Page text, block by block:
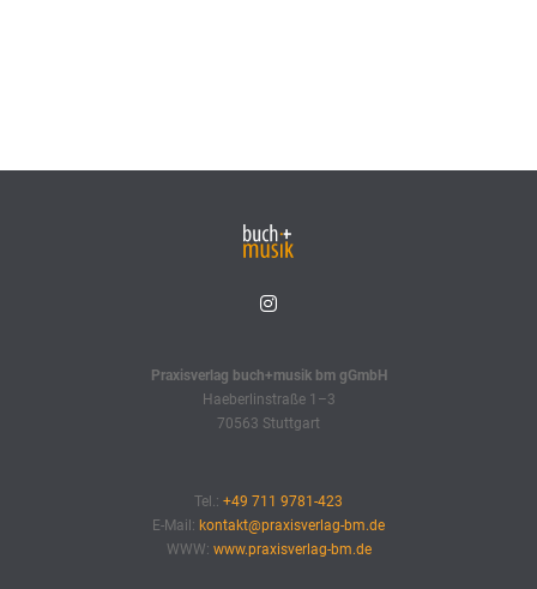
Praxisverlag buch+musik bm gGmbH
Haeberlinstraße 1–3
70563 Stuttgart
Tel.: +49 711 9781-423
E-Mail: kontakt@praxisverlag-bm.de
WWW: www.praxisverlag-bm.de